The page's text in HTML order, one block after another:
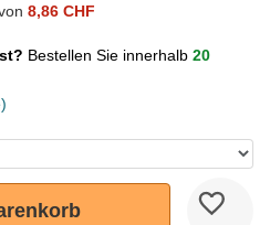
8,86 CHF
Bestellen Sie innerhalb 20